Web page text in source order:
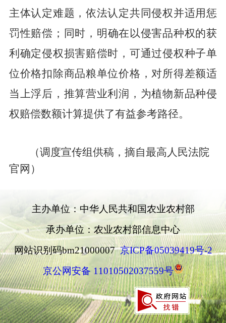
主体认定难题，依法认定共同侵权并适用惩
罚性赔偿；同时，明确在以侵害品种权的获
利确定侵权损害赔偿时，可通过侵权种子单
位价格扣除商品粮单位价格，对所得差额适
当上浮后，推算营业利润，为植物新品种侵
权赔偿数额计算提供了有益参考路径。
（调度宣传组供稿，摘自最高人民法院
官网）
主办单位：中华人民共和国农业农村部
承办单位：农业农村部信息中心
网站识别码bm21000007京ICP备05039419号-2
京公网安备 11010502037559号